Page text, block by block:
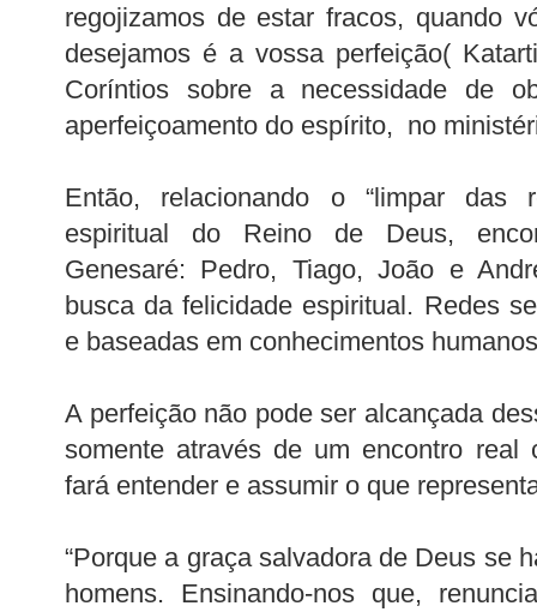
regojizamos de estar fracos, quando
desejamos é a vossa perfeição(
Coríntios sobre a necessidade de
aperfeiçoamento do espírito, no
Então, relacionando o “limpar das
espiritual do Reino de Deus,
Genesaré: Pedro, Tiago, João e
busca da felicidade espiritual. Redes
e baseadas em conhecimentos
A perfeição não pode ser alcançada
somente através de um encontro
fará entender e assumir o que
“Porque a graça salvadora de Deus se
homens. Ensinando-nos que,